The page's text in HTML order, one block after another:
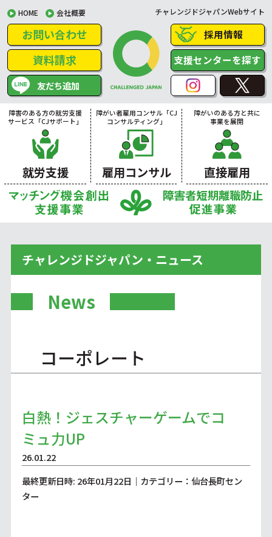
HOME 会社概要 チャレンジドジャパンWebサイト
お問い合わせ
資料請求
友だち追加
採用情報
支援センターを探す
障害のある方の就労支援
サービス「CJサポート」
就労支援
障がい者雇用コンサル「CJ
コンサルティング」
雇用コンサル
障がいのある方と共に
事業を展開
直接雇用
チャレンジドジャパン・ニュース
News
コーポレート
白熱！ジェスチャーゲームでコ
ミュ力UP
26.01.22
最終更新日時: 26年01月22日｜カテゴリー：仙台長町セン
ター